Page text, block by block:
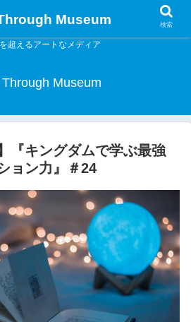
超えるアートなメディア
Museum
『キングダムで学ぶ最強
ョン力』＃24
Museum 検索